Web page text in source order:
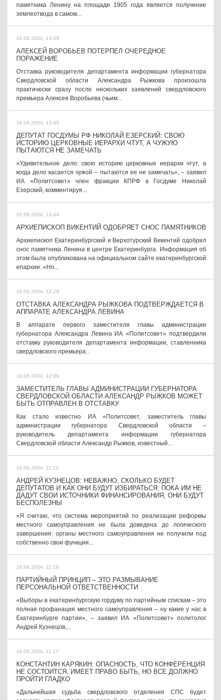
памятника Ленину на площади 1905 года является получение
землеотвода в самом...
16.06.2004, 13:48
АЛЕКСЕЙ ВОРОБЬЕВ ПОТЕРПЕЛ ОЧЕРЕДНОЕ
ПОРАЖЕНИЕ
Отставка руководителя департамента информации губернатора
Свердловской области Александра Рыжкова произошла
практически сразу после нескольких заявлений свердловского
премьера Алексея Воробьева (чьим...
16.06.2004, 13:46
ДЕПУТАТ ГОСДУМЫ РФ НИКОЛАЙ ЕЗЕРСКИЙ: СВОЮ
ИСТОРИЮ ЦЕРКОВНЫЕ ИЕРАРХИ ЧТУТ, А ЧУЖУЮ
ПЫТАЮТСЯ НЕ ЗАМЕЧАТЬ
«Удивительное дело: свою историю церковные иерархи чтут, а
когда дело касается чужой – пытаются ее не замечать», – заявил
ИА «Политсовет» член фракции КПРФ в Госдуме Николай
Езерский, комментируя...
16.06.2004, 13:44
АРХИЕПИСКОП ВИКЕНТИЙ ОДОБРЯЕТ СНОС ПАМЯТНИКОВ
Архиепископ Екатеринбургский и Верхотурский Викентий одобрил
снос памятника Ленина в центре Екатеринбурга. Информация об
этом была опубликована на официальном сайте екатеринбургской
епархии. «Но...
16.06.2004, 12:29
ОТСТАВКА АЛЕКСАНДРА РЫЖКОВА ПОДТВЕРЖДАЕТСЯ В
АППАРАТЕ АЛЕКСАНДРА ЛЕВИНА
В аппарате первого заместителя главы администрации
губернатора Александра Левина ИА «Политсовет» подтвердили
отставку руководителя департамента информации, ставленника
свердловского премьера...
16.06.2004, 12:09
ЗАМЕСТИТЕЛЬ ГЛАВЫ АДМИНИСТРАЦИИ ГУБЕРНАТОРА
СВЕРДЛОВСКОЙ ОБЛАСТИ АЛЕКСАНДР РЫЖКОВ МОЖЕТ
БЫТЬ ОТПРАВЛЕН В ОТСТАВКУ
Как стало известно ИА «Политсовет, заместитель главы
администрации губернатора Свердловской области –
руководитель департамента информации губернатора
Свердловской области Александр Рыжков, известный...
16.06.2004, 11:21
АНДРЕЙ КУЗНЕЦОВ: НЕВАЖНО, СКОЛЬКО БУДЕТ
ДЕПУТАТОВ И КАК ОНИ БУДУТ ИЗБИРАТЬСЯ: ПОКА ИМ НЕ
ДАДУТ СВОИ ИСТОЧНИКИ ФИНАНСИРОВАНИЯ, ОНИ БУДУТ
БЕСПОЛЕЗНЫ
«Я считаю, что система мероприятий по реализации реформы
местного самоуправления не была доведена до логического
завершения: органы местного самоуправления не получили под
собственно свои функции...
16.06.2004, 11:19
ПАРТИЙНЫЙ ПРИНЦИП – ЭТО РАЗМЫВАНИЕ
ПЕРСОНАЛЬНОЙ ОТВЕТСТВЕННОСТИ
«Выборы в екатеринбургскую гордуму по партийным спискам – это
полная профанация местного самоуправления – ну какие у нас в
Екатеринбурге партии», – заявил ИА «Политсовет» политолог
Андрей Кузнецов,...
16.06.2004, 11:17
КОНСТАНТИН КАРЯКИН: ОПАСНОСТЬ, ЧТО КОНФЕРЕНЦИЯ
НЕ СОСТОИТСЯ, ИМЕЕТ ПРАВО БЫТЬ, НО ВСЕ ДОЛЖНО
ПРОЙТИ ГЛАДКО
«Дальнейшая судьба свердловского отделения СПС будет